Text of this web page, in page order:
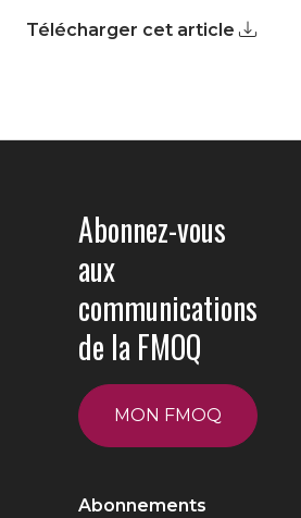
Télécharger cet article
Abonnez-vous
aux
communications
de la FMOQ
MON FMOQ
Abonnements